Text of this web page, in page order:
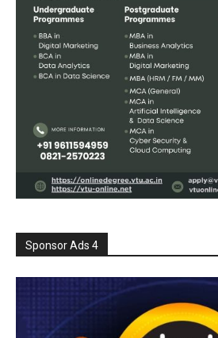
Sponsor Ads 4